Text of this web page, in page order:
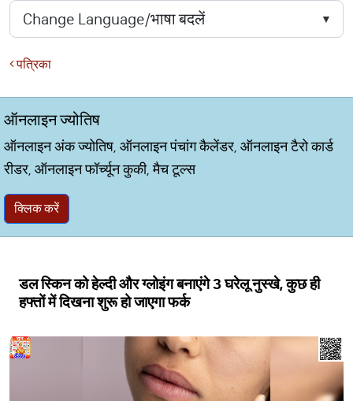
पत्रिका
ऑनलाइन ज्योतिष
ऑनलाइन अंक ज्योतिष, ऑनलाइन पंचांग कैलेंडर, ऑनलाइन टैरो कार्ड
रीडर, ऑनलाइन फॉर्च्यून कुकी, मैच टूल्स
क्लिक करें
डल स्किन को हेल्दी और ग्लोइंग बनाएंगे 3 घरेलू नुस्खे, कुछ ही
हफ्तों में दिखना शुरू हो जाएगा फर्क